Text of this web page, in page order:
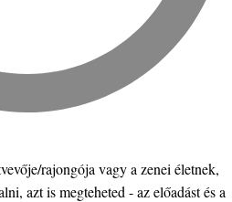
rajongója vagy a zenei életnek,
azt is megteheted - az előadást és a